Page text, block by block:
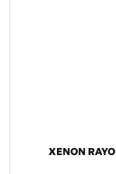
XENON RAYO